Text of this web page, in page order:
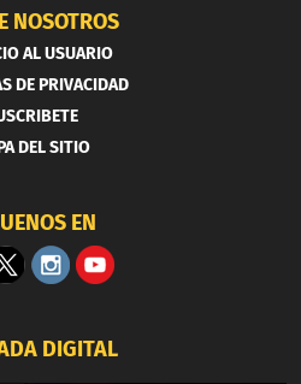
NOSOTROS
AL USUARIO
DE PRIVACIDAD
DEL SITIO
EN
DIGITAL